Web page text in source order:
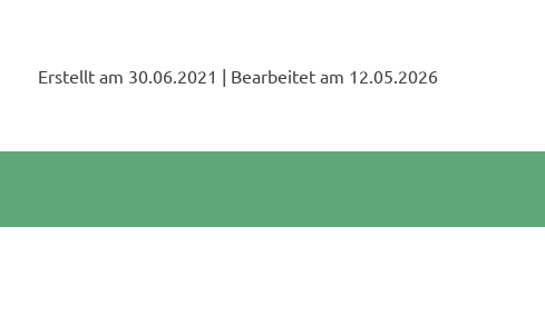
Erstellt am 30.06.2021 | Bearbeitet am 12.05.2026